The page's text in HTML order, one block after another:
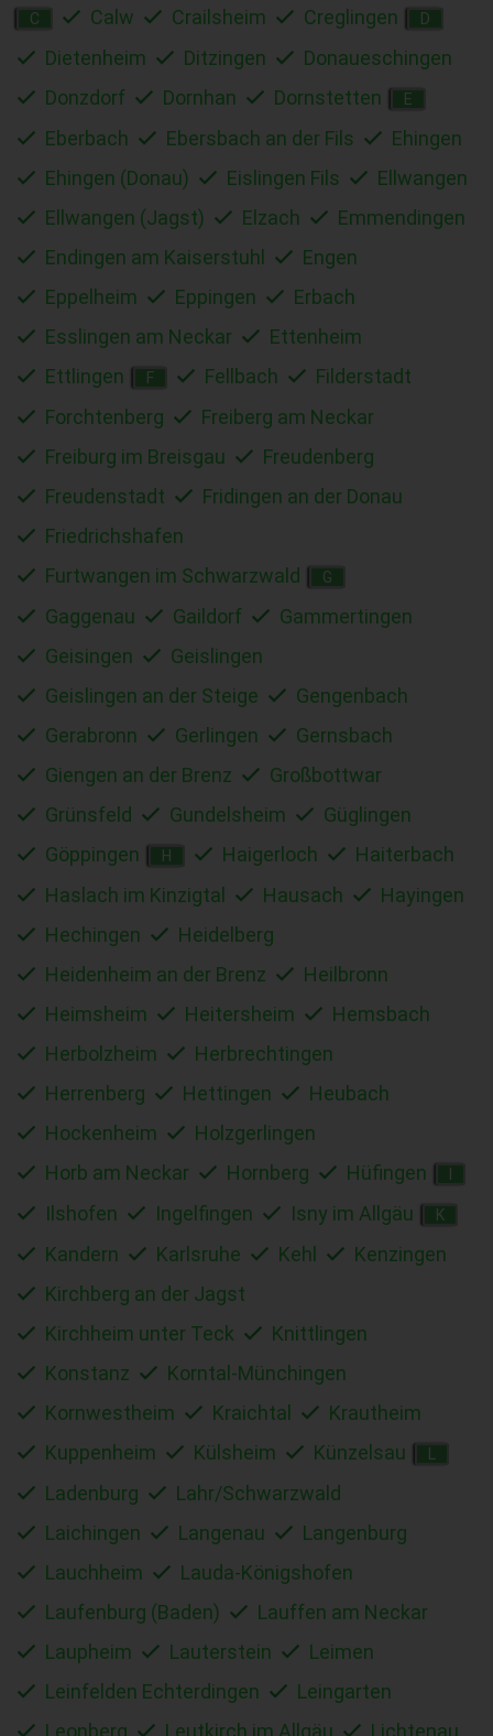
C Calw Crailsheim Creglingen D
Dietenheim Ditzingen
Donaueschingen
Donzdorf
Dornhan Dornstetten E
Eberbach Ebersbach an der Fils
Ehingen
Ehingen (Donau)
Eislingen Fils
Ellwangen
Ellwangen (Jagst)
Elzach
Emmendingen
Endingen am Kaiserstuhl
Engen
Eppelheim
Eppingen
Erbach
Esslingen am Neckar
Ettenheim
Ettlingen
F Fellbach
Filderstadt
Forchtenberg
Freiberg am Neckar
Freiburg im Breisgau
Freudenberg
Freudenstadt
Fridingen an der Donau
Friedrichshafen
Furtwangen im Schwarzwald
G
Gaggenau Gaildorf
Gammertingen
Geisingen
Geislingen
Geislingen an der Steige
Gengenbach
Gerabronn
Gerlingen
Gernsbach
Giengen an der Brenz
Großbottwar
Grünsfeld
Gundelsheim
Güglingen
Göppingen
H Haigerloch
Haiterbach
Haslach im Kinzigtal
Hausach
Hayingen
Hechingen
Heidelberg
Heidenheim an der Brenz
Heilbronn
Heimsheim
Heitersheim
Hemsbach
Herbolzheim
Herbrechtingen
Herrenberg
Hettingen
Heubach
Hockenheim
Holzgerlingen
Horb am Neckar
Hornberg Hüfingen
Ilshofen Ingelfingen Isny im Allgäu K
Kandern Karlsruhe Kehl
Kenzingen
Kirchberg an der Jagst
Kirchheim unter Teck
Knittlingen
Konstanz
Korntal-Münchingen
Kornwestheim
Kraichtal
Krautheim
Kuppenheim
Külsheim Künzelsau
Ladenburg
Lahr/Schwarzwald
Laichingen
Langenau
Langenburg
Lauchheim
Lauda-Königshofen
Laufenburg (Baden)
Lauffen am Neckar
Laupheim
Lauterstein
Leimen
Leinfelden Echterdingen
Leingarten
Leonberg
Leutkirch im Allgäu Lichtenau